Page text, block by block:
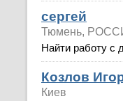
сергей
Тюмень,
Найти работу с
Козлов
Киев